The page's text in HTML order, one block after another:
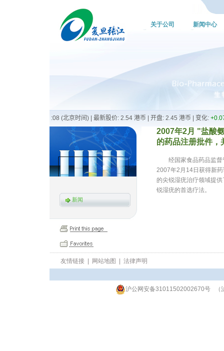
关于公司 新闻中心
新闻
2007年2月 "盐酸
的药品注册批件
经国家食品药品监督管
2007年2月14日获得新
的尖锐湿疣治疗领域提
锐湿疣的首选疗法。
友情链接 网站地图 法律声明
沪公网安备31011502002670号（